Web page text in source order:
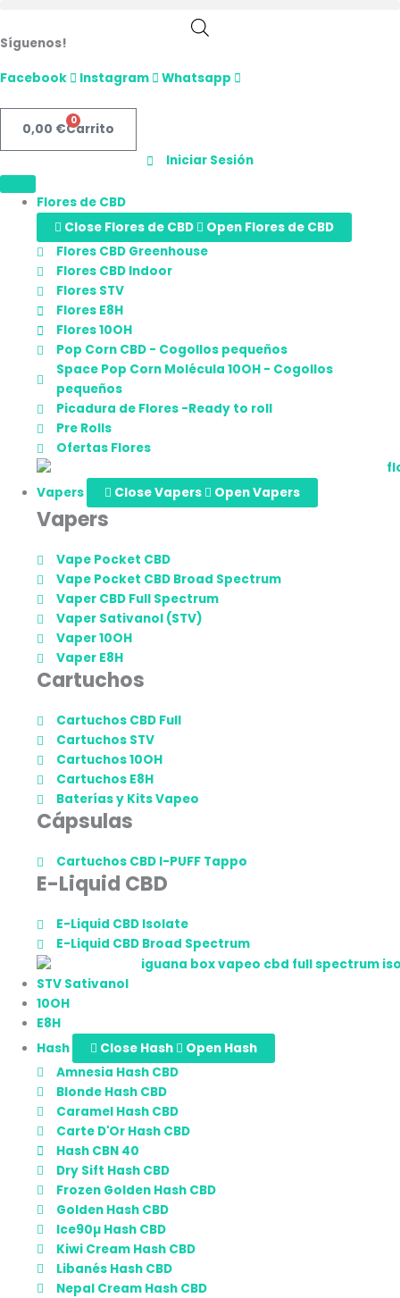
contenido
Síguenos!
Facebook Instagram Whatsapp
0,00 €
0
Carrito
Iniciar Sesión
Flores de CBD
Close Flores de CBD
Open Flores de CBD
Flores CBD Greenhouse
Flores CBD Indoor
Flores STV
Flores E8H
Flores 10OH
Pop Corn CBD - Cogollos pequeños
Space Pop Corn Molécula 10OH - Cogollos
pequeños
Picadura de Flores -Ready to roll
Pre Rolls
Ofertas Flores
Vapers Close Vapers Open Vapers
Vapers
Vape Pocket CBD
Vape Pocket CBD Broad Spectrum
Vaper CBD Full Spectrum
Vaper Sativanol (STV)
Vaper 10OH
Vaper E8H
Cartuchos
Cartuchos CBD Full
Cartuchos STV
Cartuchos 10OH
Cartuchos E8H
Baterías y Kits Vapeo
Cápsulas
Cartuchos CBD I-PUFF Tappo
E-Liquid CBD
E-Liquid CBD Isolate
E-Liquid CBD Broad Spectrum
STV Sativanol
10OH
E8H
Hash
Close Hash
Open Hash
Amnesia Hash CBD
Blonde Hash CBD
Caramel Hash CBD
Carte D'Or Hash CBD
Hash CBN 40
Dry Sift Hash CBD
Frozen Golden Hash CBD
Golden Hash CBD
Ice90µ Hash CBD
Kiwi Cream Hash CBD
Libanés Hash CBD
Nepal Cream Hash CBD